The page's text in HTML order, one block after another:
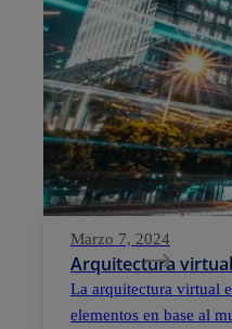
Marzo 7, 2024
Arquitectura
La arquitectura virtual
elementos en base al